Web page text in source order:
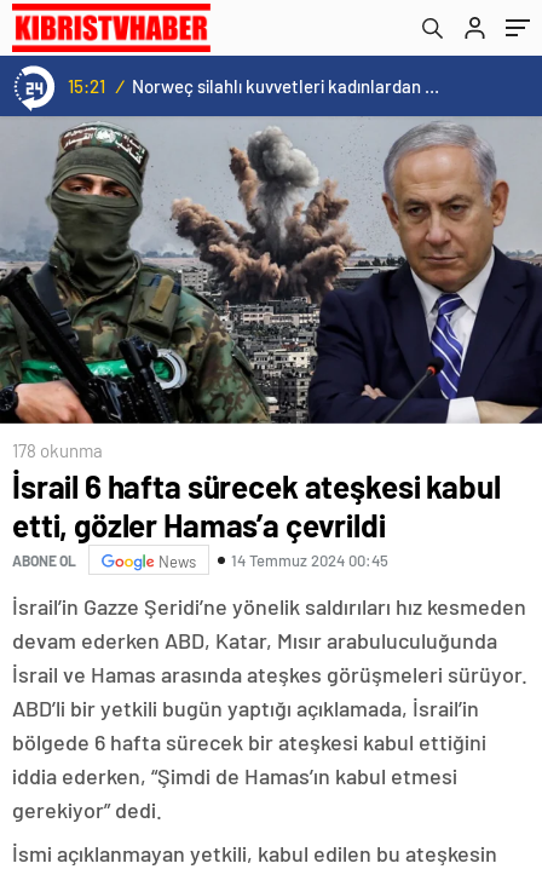
15:20 / Cristiano Ronaldo’nun akıllara zarar tüm kariyerinin istatistiğini çıkardık !
178 okunma
İsrail 6 hafta sürecek ateşkesi kabul
etti, gözler Hamas’a çevrildi
ABONE OL News 14 Temmuz 2024 00:45
İsrail’in Gazze Şeridi’ne yönelik saldırıları hız kesmeden
devam ederken ABD, Katar, Mısır arabuluculuğunda
İsrail ve Hamas arasında ateşkes görüşmeleri sürüyor.
ABD’li bir yetkili bugün yaptığı açıklamada, İsrail’in
bölgede 6 hafta sürecek bir ateşkesi kabul ettiğini
iddia ederken, “Şimdi de Hamas’ın kabul etmesi
gerekiyor” dedi.
İsmi açıklanmayan yetkili, kabul edilen bu ateşkesin